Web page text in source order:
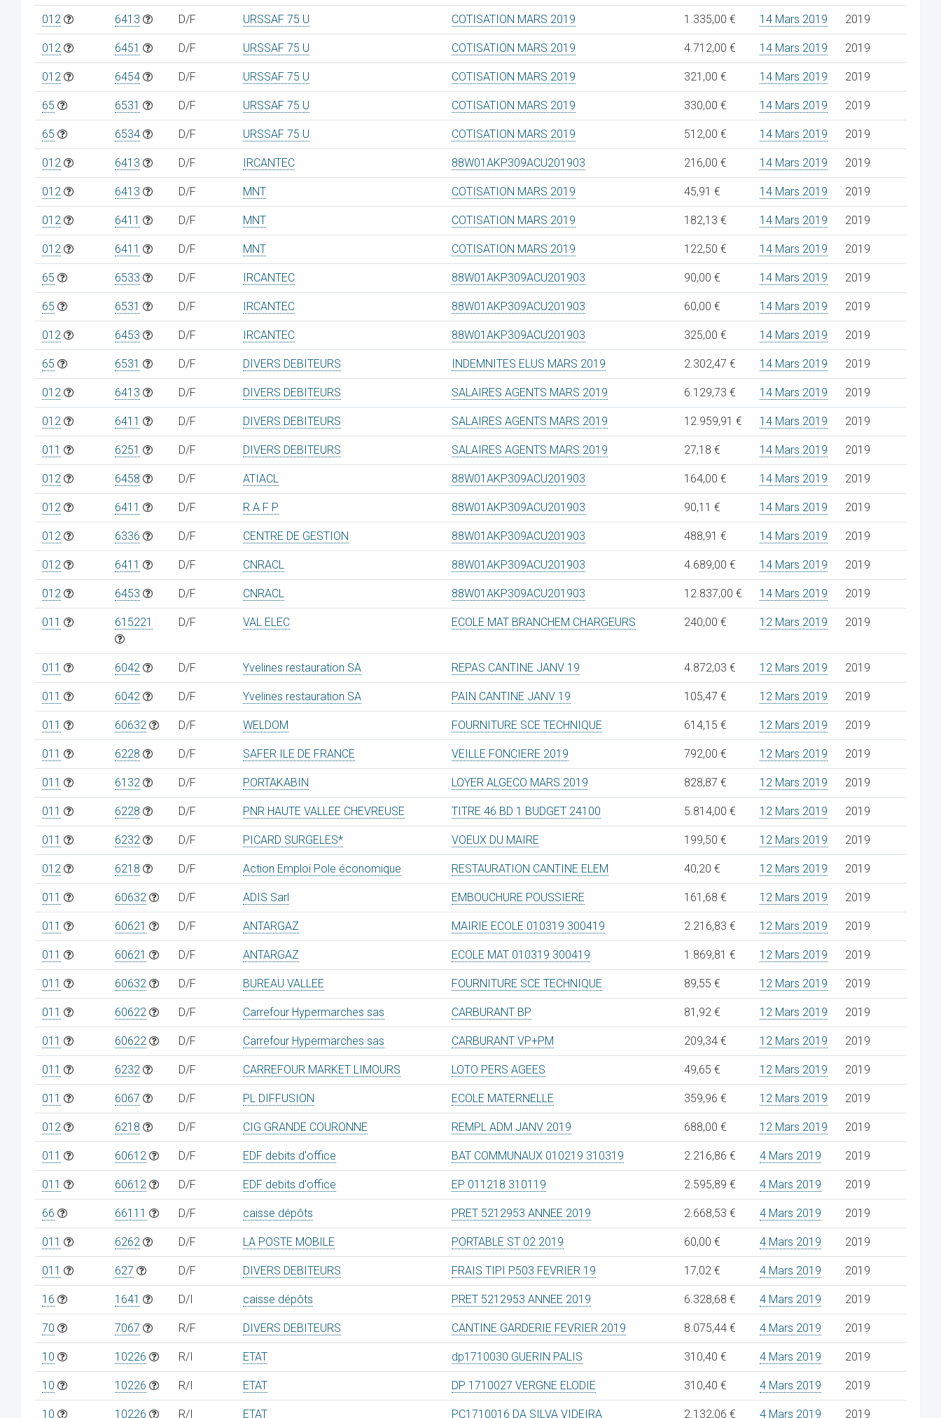
012 6413 D/F URSSAF 75 U COTISATION MARS 2019 1.335,00 € 14 Mars 2019 2019
012 6451 D/F URSSAF 75 U COTISATION MARS 2019 4.712,00 € 14 Mars 2019 2019
012 6454 D/F URSSAF 75 U COTISATION MARS 2019 321,00 € 14 Mars 2019 2019
65 6531 D/F URSSAF 75 U COTISATION MARS 2019 330,00 € 14 Mars 2019 2019
65 6534 D/F URSSAF 75 U COTISATION MARS 2019 512,00 € 14 Mars 2019 2019
012 6413 D/F IRCANTEC 88W01AKP309ACU201903 216,00 € 14 Mars 2019 2019
012 6413 D/F MNT COTISATION MARS 2019 45,91 € 14 Mars 2019 2019
012 6411 D/F MNT COTISATION MARS 2019 182,13 € 14 Mars 2019 2019
012 6411 D/F MNT COTISATION MARS 2019 122,50 € 14 Mars 2019 2019
65 6533 D/F IRCANTEC 88W01AKP309ACU201903 90,00 € 14 Mars 2019 2019
65 6531 D/F IRCANTEC 88W01AKP309ACU201903 60,00 € 14 Mars 2019 2019
012 6453 D/F IRCANTEC 88W01AKP309ACU201903 325,00 € 14 Mars 2019 2019
65 6531 D/F DIVERS DEBITEURS INDEMNITES ELUS MARS 2019 2.302,47 € 14 Mars 2019 2019
012 6413 D/F DIVERS DEBITEURS SALAIRES AGENTS MARS 2019 6.129,73 € 14 Mars 2019 2019
012 6411 D/F DIVERS DEBITEURS SALAIRES AGENTS MARS 2019 12.959,91 € 14 Mars 2019 2019
011 6251 D/F DIVERS DEBITEURS SALAIRES AGENTS MARS 2019 27,18 € 14 Mars 2019 2019
012 6458 D/F ATIACL 88W01AKP309ACU201903 164,00 € 14 Mars 2019 2019
012 6411 D/F R A F P 88W01AKP309ACU201903 90,11 € 14 Mars 2019 2019
012 6336 D/F CENTRE DE GESTION 88W01AKP309ACU201903 488,91 € 14 Mars 2019 2019
012 6411 D/F CNRACL 88W01AKP309ACU201903 4.689,00 € 14 Mars 2019 2019
012 6453 D/F CNRACL 88W01AKP309ACU201903 12.837,00 € 14 Mars 2019 2019
011 615221 D/F VAL ELEC ECOLE MAT BRANCHEM CHARGEURS 240,00 € 12 Mars 2019 2019
011 6042 D/F Yvelines restauration SA REPAS CANTINE JANV 19 4.872,03 € 12 Mars 2019 2019
011 6042 D/F Yvelines restauration SA PAIN CANTINE JANV 19 105,47 € 12 Mars 2019 2019
011 60632 D/F WELDOM FOURNITURE SCE TECHNIQUE 614,15 € 12 Mars 2019 2019
011 6228 D/F SAFER ILE DE FRANCE VEILLE FONCIERE 2019 792,00 € 12 Mars 2019 2019
011 6132 D/F PORTAKABIN LOYER ALGECO MARS 2019 828,87 € 12 Mars 2019 2019
011 6228 D/F PNR HAUTE VALLEE CHEVREUSE TITRE 46 BD 1 BUDGET 24100 5.814,00 € 12 Mars 2019 2019
011 6232 D/F PICARD SURGELES* VOEUX DU MAIRE 199,50 € 12 Mars 2019 2019
012 6218 D/F Action Emploi Pole économique RESTAURATION CANTINE ELEM 40,20 € 12 Mars 2019 2019
011 60632 D/F ADIS Sarl EMBOUCHURE POUSSIERE 161,68 € 12 Mars 2019 2019
011 60621 D/F ANTARGAZ MAIRIE ECOLE 010319 300419 2.216,83 € 12 Mars 2019 2019
011 60621 D/F ANTARGAZ ECOLE MAT 010319 300419 1.869,81 € 12 Mars 2019 2019
011 60632 D/F BUREAU VALLEE FOURNITURE SCE TECHNIQUE 89,55 € 12 Mars 2019 2019
011 60622 D/F Carrefour Hypermarches sas CARBURANT BP 81,92 € 12 Mars 2019 2019
011 60622 D/F Carrefour Hypermarches sas CARBURANT VP+PM 209,34 € 12 Mars 2019 2019
011 6232 D/F CARREFOUR MARKET LIMOURS LOTO PERS AGEES 49,65 € 12 Mars 2019 2019
011 6067 D/F PL DIFFUSION ECOLE MATERNELLE 359,96 € 12 Mars 2019 2019
012 6218 D/F CIG GRANDE COURONNE REMPL ADM JANV 2019 688,00 € 12 Mars 2019 2019
011 60612 D/F EDF debits d'office BAT COMMUNAUX 010219 310319 2.216,86 € 4 Mars 2019 2019
011 60612 D/F EDF debits d'office EP 011218 310119 2.595,89 € 4 Mars 2019 2019
66 66111 D/F caisse dépôts PRET 5212953 ANNEE 2019 2.668,53 € 4 Mars 2019 2019
011 6262 D/F LA POSTE MOBILE PORTABLE ST 02 2019 60,00 € 4 Mars 2019 2019
011 627 D/F DIVERS DEBITEURS FRAIS TIPI P503 FEVRIER 19 17,02 € 4 Mars 2019 2019
16 1641 D/I caisse dépôts PRET 5212953 ANNEE 2019 6.328,68 € 4 Mars 2019 2019
70 7067 R/F DIVERS DEBITEURS CANTINE GARDERIE FEVRIER 2019 8.075,44 € 4 Mars 2019 2019
10 10226 R/I ETAT dp1710030 GUERIN PALIS 310,40 € 4 Mars 2019 2019
10 10226 R/I ETAT DP 1710027 VERGNE ELODIE 310,40 € 4 Mars 2019 2019
10 10226 R/I ETAT PC1710016 DA SILVA VIDEIRA 2.132,06 € 4 Mars 2019 2019